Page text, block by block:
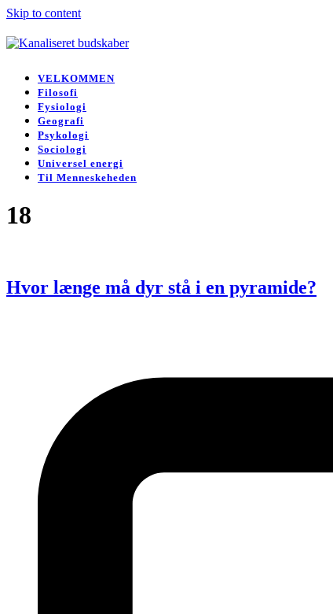
Skip to content
menu
menu
VELKOMMEN
Filosofi
Fysiologi
Geografi
Psykologi
Sociologi
Universel energi
Til Menneskeheden
18
Hvor længe må dyr stå i en pyramide?